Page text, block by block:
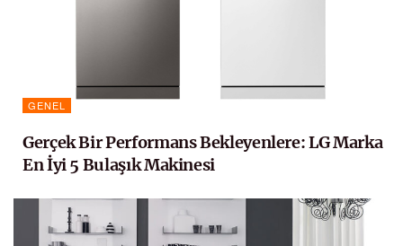
GENEL
Gerçek Bir Performans Bekleyenlere: LG Marka
En İyi 5 Bulaşık Makinesi